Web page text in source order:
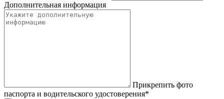
Дополнительная информация
Прикрепить фото
паспорта и водительского удостоверения*